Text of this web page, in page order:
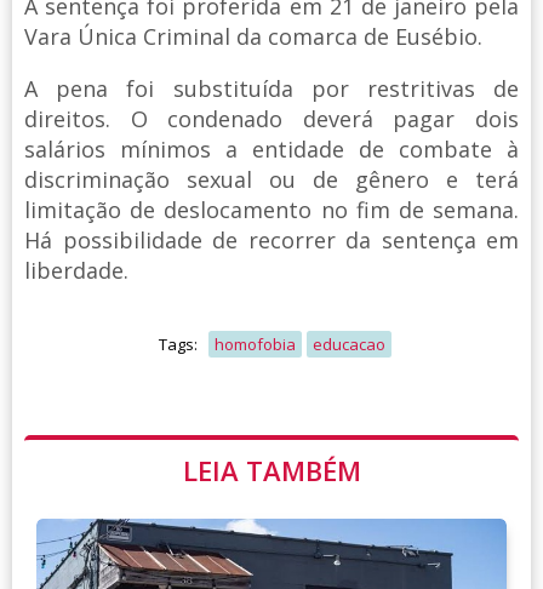
A sentença foi proferida em 21 de janeiro pela
Vara Única Criminal da comarca de Eusébio.
A pena foi substituída por restritivas de
direitos. O condenado deverá pagar dois
salários mínimos a entidade de combate à
discriminação sexual ou de gênero e terá
limitação de deslocamento no fim de semana.
Há possibilidade de recorrer da sentença em
liberdade.
Tags: homofobia educacao
LEIA TAMBÉM